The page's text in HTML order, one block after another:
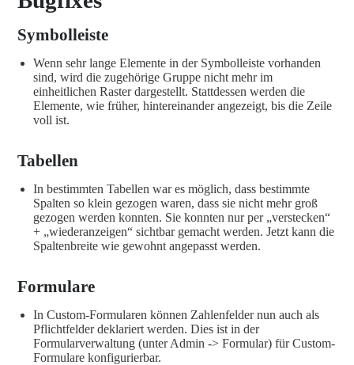
Symbolleiste
Wenn sehr lange Elemente in der Symbolleiste vorhanden
sind, wird die zugehörige Gruppe nicht mehr im
einheitlichen Raster dargestellt. Stattdessen werden die
Elemente, wie früher, hintereinander angezeigt, bis die Zeile
voll ist.
Tabellen
In bestimmten Tabellen war es möglich, dass bestimmte
Spalten so klein gezogen waren, dass sie nicht mehr groß
gezogen werden konnten. Sie konnten nur per „verstecken“
+ „wiederanzeigen“ sichtbar gemacht werden. Jetzt kann die
Spaltenbreite wie gewohnt angepasst werden.
Formulare
In Custom-Formularen können Zahlenfelder nun auch als
Pflichtfelder deklariert werden. Dies ist in der
Formularverwaltung (unter Admin -> Formular) für Custom-
Formulare konfigurierbar.